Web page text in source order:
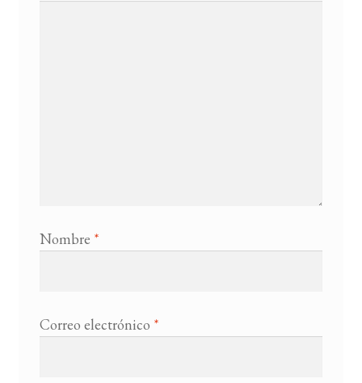
Nombre *
Correo electrónico *